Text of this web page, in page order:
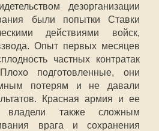
дезорганизации
были попытки Ставки
действиями войск,
Опыт первых месяцев
частных контратак
подготовленные, они
потерям и не давали
Красная армия и ее
владели также сложным
врага и сохранения